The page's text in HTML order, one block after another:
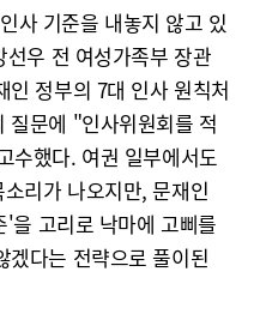
사 기준을 내놓지 않고 있
우 전 여성가족부 장관
정부의 7대 인사 원칙처
질문에 "인사위원회를 적
수했다. 여권 일부에서도
리가 나오지만, 문재인
을 고리로 낙마에 고삐를
겠다는 전략으로 풀이된